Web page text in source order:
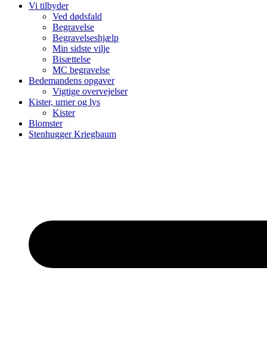
Vi tilbyder
Ved dødsfald
Begravelse
Begravelseshjælp
Min sidste vilje
Bisættelse
MC begravelse
Bedemandens opgaver
Vigtige overvejelser
Kister, urner og lys
Kister
Blomster
Stenhugger Kriegbaum